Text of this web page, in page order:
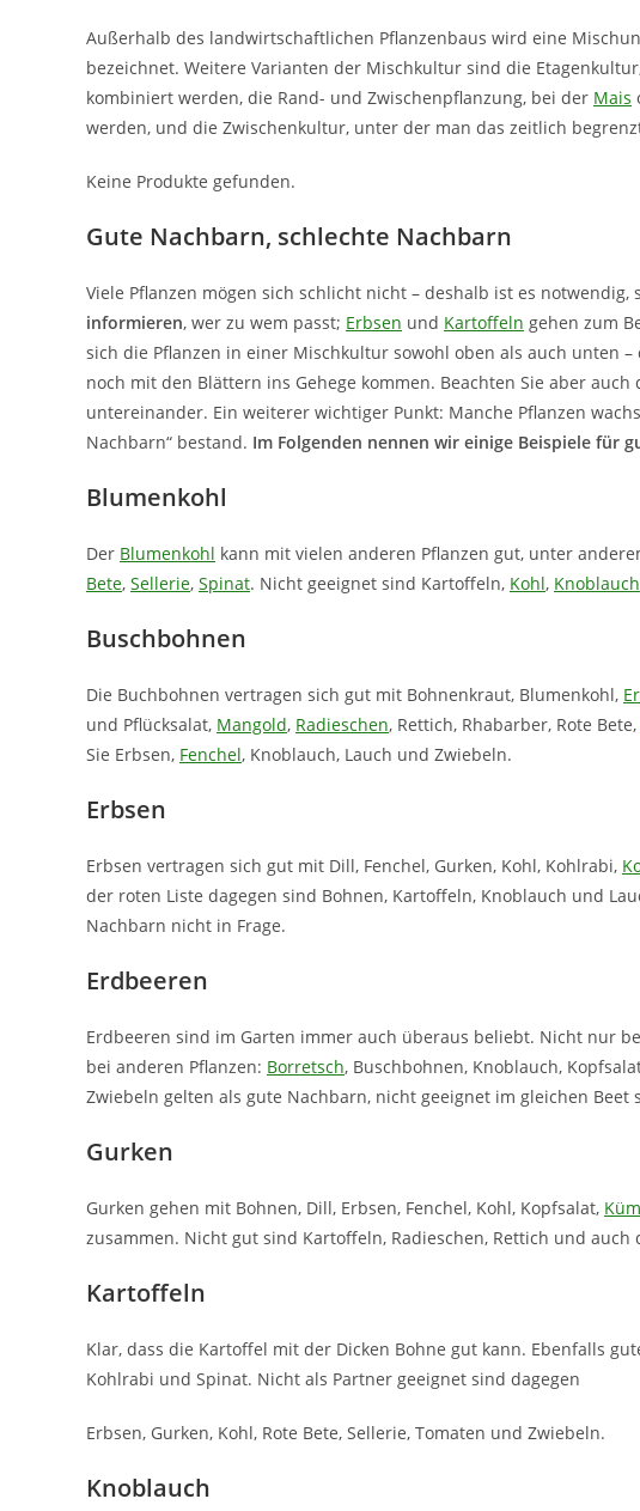
Außerhalb des landwirtschaftlichen Pflanzenbaus wird eine
bezeichnet. Weitere Varianten der Mischkultur sind die
kombiniert werden, die Rand- und Zwischenpflanzung, bei der Mais
werden, und die Zwischenkultur, unter der man das zeitlich
Keine Produkte gefunden.
Gute Nachbarn, schlechte Nachbarn
Viele Pflanzen mögen sich schlicht nicht – deshalb ist es
informieren, wer zu wem passt; Erbsen und Kartoffeln gehen zum
sich die Pflanzen in einer Mischkultur sowohl oben als auch unten
noch mit den Blättern ins Gehege kommen. Beachten Sie aber
untereinander. Ein weiterer wichtiger Punkt: Manche Pflanzen
Nachbarn“ bestand. Im Folgenden nennen wir einige Beispiele für
Blumenkohl
Der Blumenkohl kann mit vielen anderen Pflanzen gut, unter
Bete, Sellerie, Spinat. Nicht geeignet sind Kartoffeln, Kohl, Knoblauch
Buschbohnen
Die Buchbohnen vertragen sich gut mit Bohnenkraut, Blumenkohl,
und Pflücksalat, Mangold, Radieschen, Rettich, Rhabarber, Rote Bete,
Sie Erbsen, Fenchel, Knoblauch, Lauch und Zwiebeln.
Erbsen
Erbsen vertragen sich gut mit Dill, Fenchel, Gurken, Kohl, Kohlrabi,
der roten Liste dagegen sind Bohnen, Kartoffeln, Knoblauch und
Nachbarn nicht in Frage.
Erdbeeren
Erdbeeren sind im Garten immer auch überaus beliebt. Nicht nur
bei anderen Pflanzen: Borretsch, Buschbohnen, Knoblauch,
Zwiebeln gelten als gute Nachbarn, nicht geeignet im gleichen Beet
Gurken
Gurken gehen mit Bohnen, Dill, Erbsen, Fenchel, Kohl, Kopfsalat,
zusammen. Nicht gut sind Kartoffeln, Radieschen, Rettich und auch
Kartoffeln
Klar, dass die Kartoffel mit der Dicken Bohne gut kann. Ebenfalls
Kohlrabi und Spinat. Nicht als Partner geeignet sind dagegen
Erbsen, Gurken, Kohl, Rote Bete, Sellerie, Tomaten und Zwiebeln.
Knoblauch